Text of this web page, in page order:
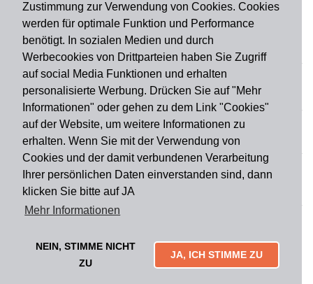
Zustimmung zur Verwendung von Cookies. Cookies
werden für optimale Funktion und Performance
benötigt. In sozialen Medien und durch
Werbecookies von Drittparteien haben Sie Zugriff
auf social Media Funktionen und erhalten
personalisierte Werbung. Drücken Sie auf "Mehr
Informationen" oder gehen zu dem Link "Cookies"
auf der Website, um weitere Informationen zu
erhalten. Wenn Sie mit der Verwendung von
Cookies und der damit verbundenen Verarbeitung
Ihrer persönlichen Daten einverstanden sind, dann
klicken Sie bitte auf JA
Mehr Informationen
NEIN, STIMME NICHT
ZU
JA, ICH STIMME ZU
Zahlungsart
Versandart
Du findest uns auch auf
Informationen
Impressum Widerruf
Mytailor croodles